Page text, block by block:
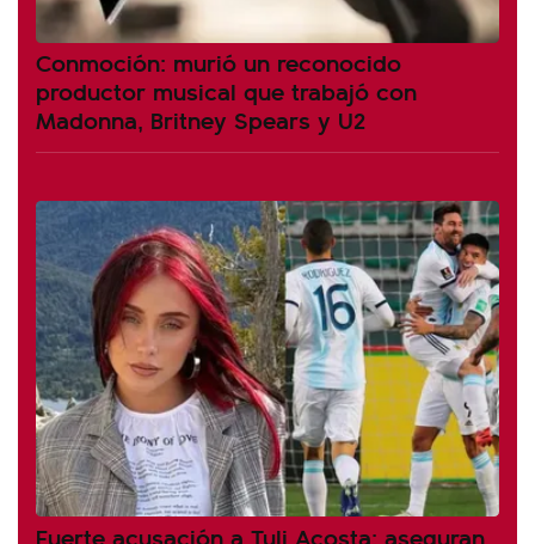
Conmoción: murió un reconocido
productor musical que trabajó con
Madonna, Britney Spears y U2
Fuerte acusación a Tuli Acosta: aseguran